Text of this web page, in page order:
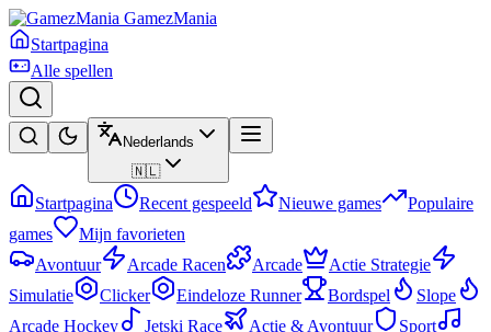
GamezMania
Startpagina
Alle spellen
Nederlands
🇳🇱
Startpagina Recent gespeeld Nieuwe games
Populaire
games
Mijn favorieten
Avontuur
Arcade Racen Arcade
Actie Strategie
Simulatie
Clicker Eindeloze Runner Bordspel
Slope
Arcade Hockey
Jetski Race Actie & Avontuur
Sport